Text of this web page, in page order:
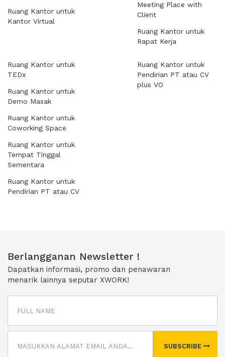
Ruang Kantor untuk
Kantor Virtual
Meeting Place with
Client
Ruang Kantor untuk
Rapat Kerja
Ruang Kantor untuk
TEDx
Ruang Kantor untuk
Demo Masak
Ruang Kantor untuk
Coworking Space
Ruang Kantor untuk
Tempat Tinggal
Sementara
Ruang Kantor untuk
Pendirian PT atau CV
Ruang Kantor untuk
Pendirian PT atau CV
plus VO
Berlangganan Newsletter !
Dapatkan informasi, promo dan penawaran
menarik lainnya seputar XWORK!
SUBSCRIBE